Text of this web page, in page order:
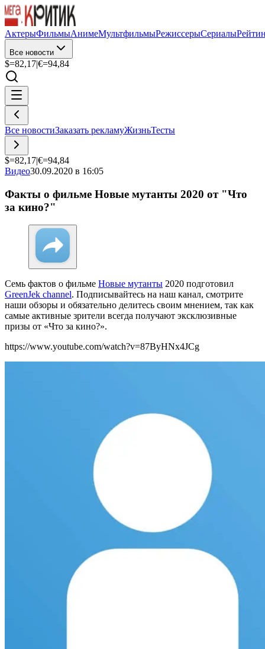
АктерыФильмыАнимеМультфильмыРежиссерыСериалы
Все новости
$=82,17|€=94,84
Все новостиЗаказать рекламуЖизньТесты
$=82,17|€=94,84
Видео30.09.2020 в 16:05
Факты о фильме Новые мутанты 2020 от "Что
за кино?"
Семь фактов о фильме Новые мутанты 2020 подготовил
GreenJek channel. Подписывайтесь на наш канал, смотрите
наши обзоры и обязательно делитесь своим мнением, так как
самые активные зрители всегда получают эксклюзивные
призы от «Что за кино?».
https://www.youtube.com/watch?v=87ByHNx4JCg